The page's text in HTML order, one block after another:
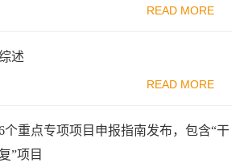
READ MORE
述
READ MORE
个重点专项项目申报指南发布，包含“干
”项目